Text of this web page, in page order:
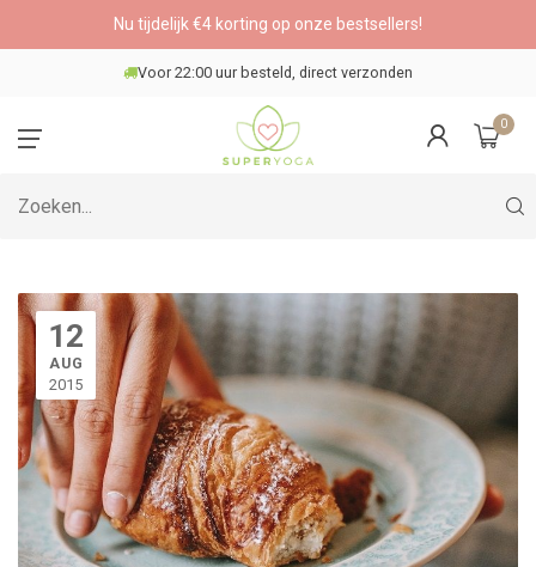
Nu tijdelijk €4 korting op onze bestsellers!
Veilig betalen
0
12
AUG
2015